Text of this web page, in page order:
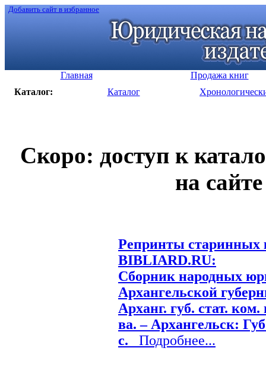
Добавить сайт в избранное
Главная
Продажа книг
Каталог:
Каталог
Скоро: доступ к
на
Репринты старинных
BIBLIARD.RU:
Сборник народных
Архангельской
Арханг. губ. стат.
ва. – Архангельск:
с. Подробнее...